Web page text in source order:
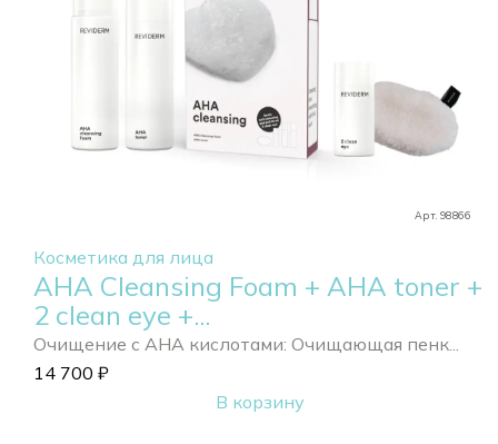
Арт. 98866
Косметика для лица
АНА Cleansing Foam + АНА toner +
2 clean eye +...
Очищение с АНА кислотами: Очищающая пенк...
14 700 ₽
В корзину